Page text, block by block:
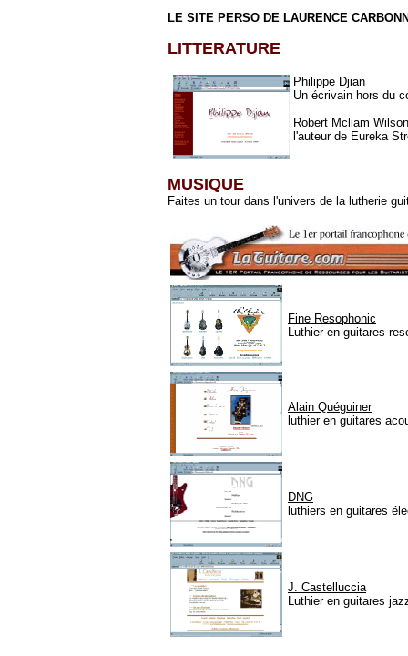
LE SITE PERSO DE LAURENCE
LITTERATURE
Philippe Djian
Un écrivain hors du
Robert Mcliam Wilson
l'auteur de Eureka
MUSIQUE
Faites un tour dans l'univers de la lutherie
Fine Resophonic
Luthier en guitares
Alain Quéguiner
luthier en guitares
DNG
luthiers en guitares éle
J. Castelluccia
Luthier en guitares